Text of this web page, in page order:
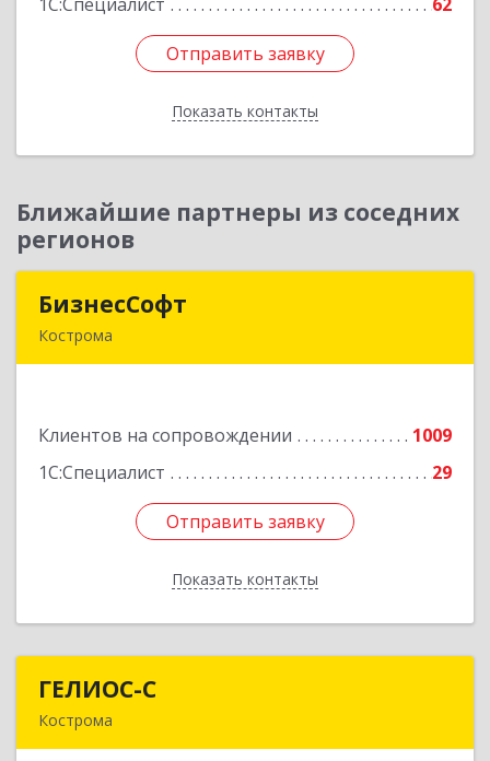
Отправить заявку
Показать контакты
Отправить заявку
Назад
Ближайшие партнеры из соседних
регионов
БизнесСофт
Кострома
Клиентов на сопровождении
1009
1С:Специалист
29
Отправить заявку
Показать контакты
Подробнее
Отправить заявку
Назад
ГЕЛИОС-С
Кострома